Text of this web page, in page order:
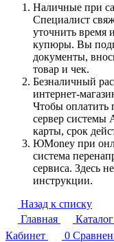
Наличные при
Специалист
уточнить время
купюры. Вы
документы,
товар и чек.
Безналичный
интернет-
Чтобы оплатить
сервер системы
карты, срок
ЮMoney при
система
сервиса. Здесь
инструкции.
Назад к списку
Главная
Каталог
Кабинет
0